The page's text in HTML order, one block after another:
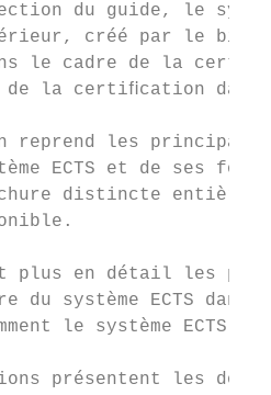
du guide, le
créé par le
le cadre de la
de la certiﬁcation dans
reprend les
ECTS et de ses
distincte
plus en détail les
du système ECTS
le système ECTS
présentent les